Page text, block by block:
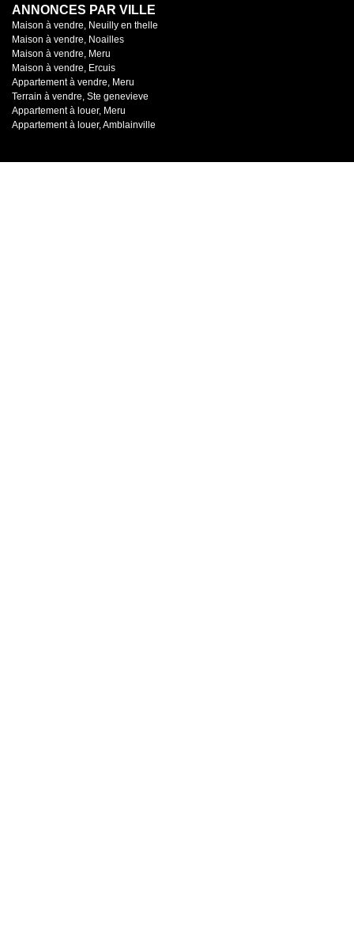
ANNONCES PAR VILLE
Maison à vendre, Neuilly en thelle
Maison à vendre, Noailles
Maison à vendre, Meru
Maison à vendre, Ercuis
Appartement à vendre, Meru
Terrain à vendre, Ste genevieve
Appartement à louer, Meru
Appartement à louer, Amblainville